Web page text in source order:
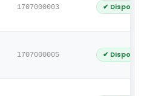
1707000003 ✔
1707000005 ✔